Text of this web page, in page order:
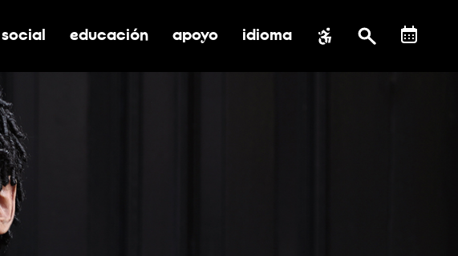
de el submenú de impacto social
alternar submenú de educación
educación alternar submenú de asistencia
apoyo idioma